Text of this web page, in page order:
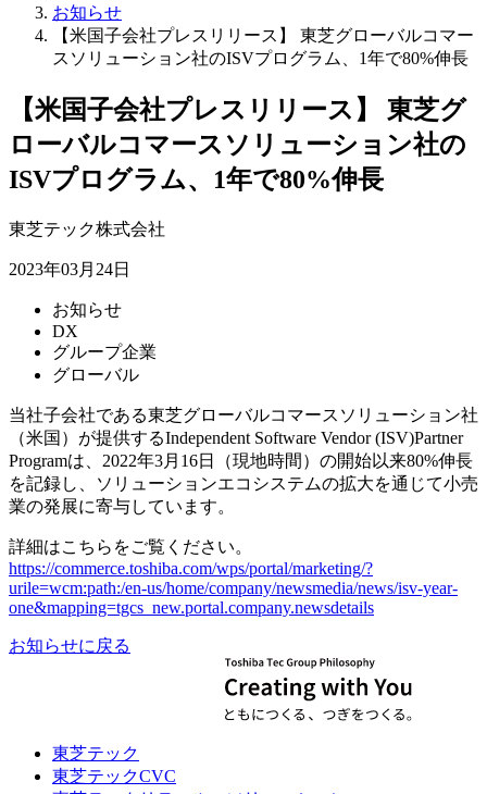
お知らせ
【米国子会社プレスリリース】 東芝グローバルコマー
スソリューション社のISVプログラム、1年で80%伸長
【米国子会社プレスリリース】 東芝グ
ローバルコマースソリューション社の
ISVプログラム、1年で80%伸長
東芝テック株式会社
2023年03月24日
お知らせ
DX
グループ企業
グローバル
当社子会社である東芝グローバルコマースソリューション社
（米国）が提供するIndependent Software Vendor (ISV)Partner
Programは、2022年3月16日（現地時間）の開始以来80%伸長
を記録し、ソリューションエコシステムの拡大を通じて小売
業の発展に寄与しています。
詳細はこちらをご覧ください。
https://commerce.toshiba.com/wps/portal/marketing/?
urile=wcm:path:/en-us/home/company/newsmedia/news/isv-year-
one&mapping=tgcs_new.portal.company.newsdetails
お知らせに戻る
東芝テック
東芝テックCVC